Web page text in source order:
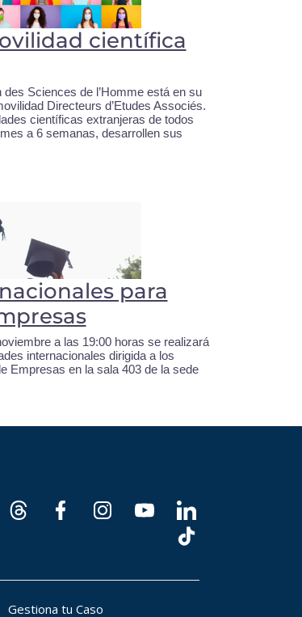
científica
Sciences de l’Homme está en su
Directeurs d’Etudes Associés.
científicas extranjeras de todos
a 6 semanas, desarrollen sus
para
a las 19:00 horas se realizará
internacionales dirigida a los
Empresas en la sala 403 de la sede